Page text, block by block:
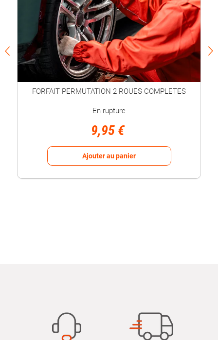
FORFAIT PERMUTATION 2 ROUES COMPLETES
En rupture
9,95 €
Ajouter au panier